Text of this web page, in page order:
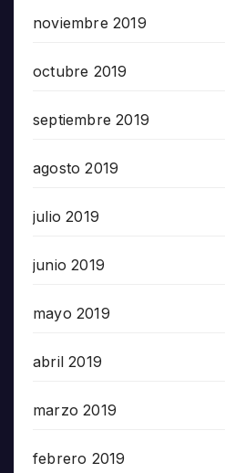
noviembre 2019
octubre 2019
septiembre 2019
agosto 2019
julio 2019
junio 2019
mayo 2019
abril 2019
marzo 2019
febrero 2019